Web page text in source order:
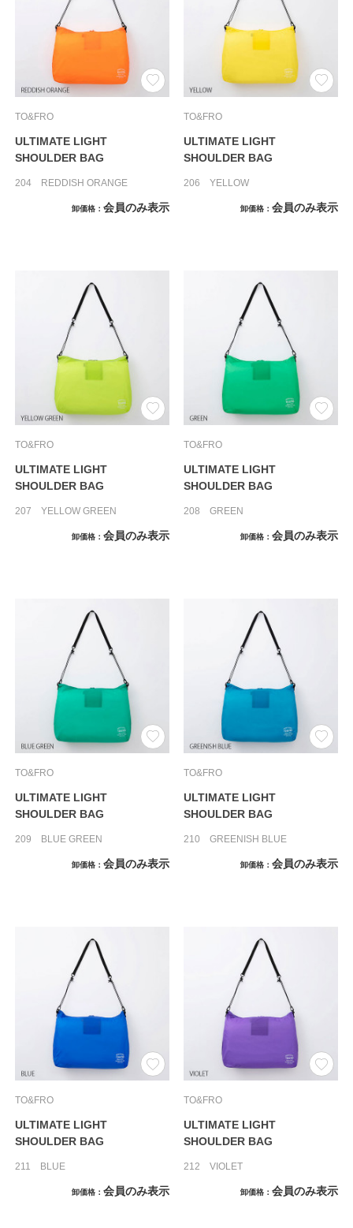
TO&FRO
ULTIMATE LIGHT
SHOULDER BAG
204 REDDISH ORANGE
卸価格 会員のみ表示
TO&FRO
ULTIMATE LIGHT
SHOULDER BAG
206 YELLOW
卸価格 会員のみ表示
TO&FRO
ULTIMATE LIGHT
SHOULDER BAG
207 YELLOW GREEN
卸価格 会員のみ表示
TO&FRO
ULTIMATE LIGHT
SHOULDER BAG
208 GREEN
卸価格 会員のみ表示
TO&FRO
ULTIMATE LIGHT
SHOULDER BAG
209 BLUE GREEN
卸価格 会員のみ表示
TO&FRO
ULTIMATE LIGHT
SHOULDER BAG
210 GREENISH BLUE
卸価格 会員のみ表示
TO&FRO
ULTIMATE LIGHT
SHOULDER BAG
211 BLUE
卸価格 会員のみ表示
TO&FRO
ULTIMATE LIGHT
SHOULDER BAG
212 VIOLET
卸価格 会員のみ表示